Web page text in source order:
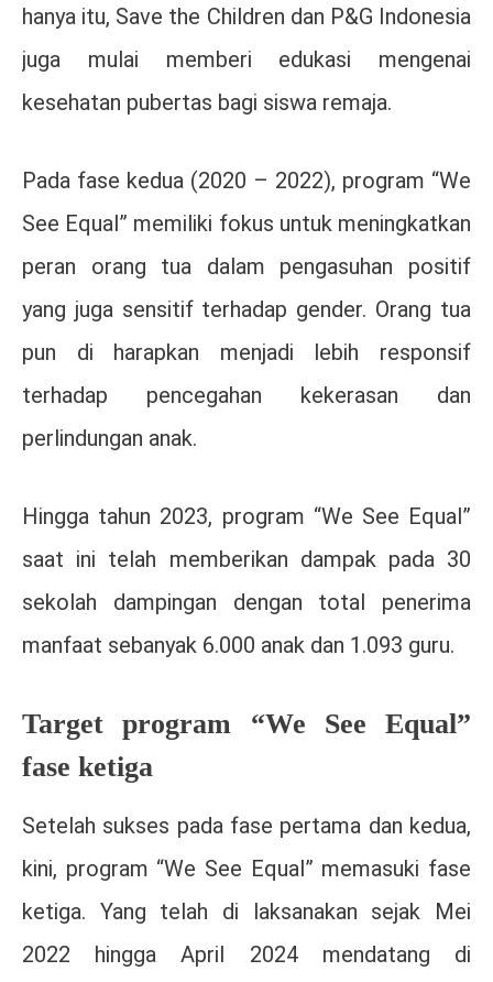
hanya itu, Save the Children dan P&G Indonesia
juga mulai memberi edukasi mengenai
kesehatan pubertas bagi siswa remaja.
Pada fase kedua (2020 – 2022), program “We
See Equal” memiliki fokus untuk meningkatkan
peran orang tua dalam pengasuhan positif
yang juga sensitif terhadap gender. Orang tua
pun di harapkan menjadi lebih responsif
terhadap pencegahan kekerasan dan
perlindungan anak.
Hingga tahun 2023, program “We See Equal”
saat ini telah memberikan dampak pada 30
sekolah dampingan dengan total penerima
manfaat sebanyak 6.000 anak dan 1.093 guru.
Target program “We See Equal”
fase ketiga
Setelah sukses pada fase pertama dan kedua,
kini, program “We See Equal” memasuki fase
ketiga. Yang telah di laksanakan sejak Mei
2022 hingga April 2024 mendatang di